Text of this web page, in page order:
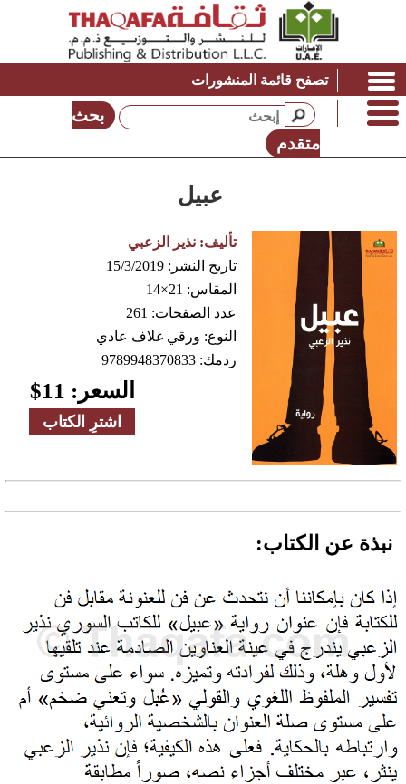
تصفح قائمة المنشورات
بحث
متقدم
عبيل
تأليف: نذير الزعبي
تاريخ النشر: 15/3/2019
المقاس: 21×14
عدد الصفحات: 261
النوع: ورقي غلاف عادي
ردمك: 9789948370833
السعر: 11
$
اشترِ الكتاب
نبذة عن الكتاب: